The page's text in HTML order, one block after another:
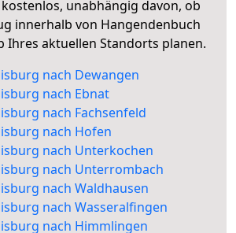
unabhängig davon, ob
innerhalb von Hangendenbuch
Ihres aktuellen Standorts planen.
nach Dewangen
nach Ebnat
nach Fachsenfeld
nach Hofen
nach Unterkochen
nach Unterrombach
nach Waldhausen
nach Wasseralfingen
nach Himmlingen